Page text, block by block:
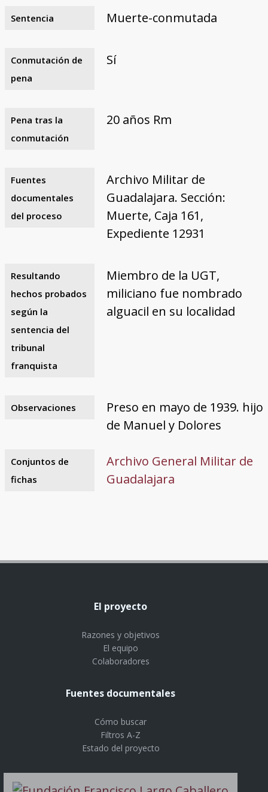
Sentencia Muerte-conmutada
Conmutación de
pena
Sí
Pena tras la
conmutación
20 años Rm
Fuentes
documentales
del proceso
Archivo Militar de
Guadalajara. Sección:
Muerte, Caja 161,
Expediente 12931
Resultando
hechos probados
según la
sentencia del
tribunal
franquista
Miembro de la UGT,
miliciano fue nombrado
alguacil en su localidad
Observaciones
Preso en mayo de 1939. hijo
de Manuel y Dolores
Conjuntos de
fichas
Archivo General Militar de
Guadalajara
El proyecto
Razones y objetivos
El equipo
Colaboradores
Fuentes documentales
Cómo buscar
Filtros A-Z
Estado del proyecto